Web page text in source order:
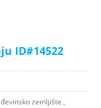
ID#14522
zemljište ,